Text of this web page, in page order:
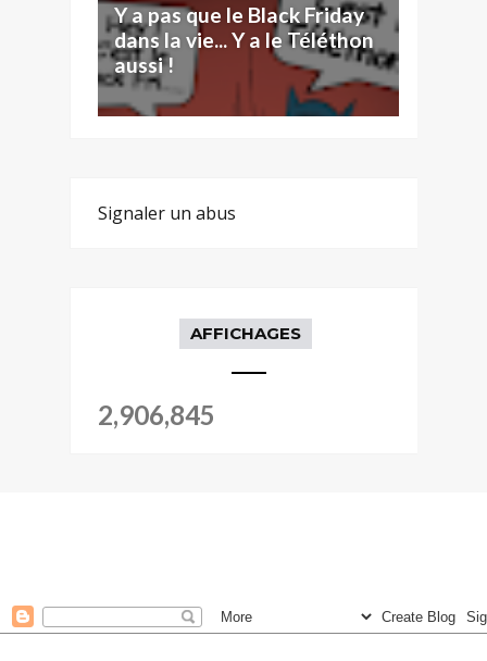
Y a pas que le Black Friday
dans la vie... Y a le Téléthon
aussi !
Signaler un abus
AFFICHAGES
2,906,845